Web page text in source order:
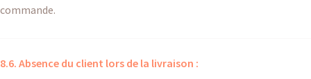
commande.
8.6. Absence du client lors de la livraison :